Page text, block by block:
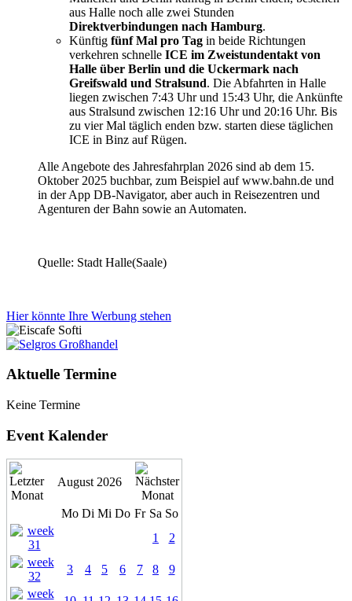
aus Halle noch alle zwei Stunden
Direktverbindungen nach Hamburg.
Künftig fünf Mal pro Tag in beide Richtungen
verkehren schnelle ICE im Zweistundentakt von
Halle über Berlin und die Uckermark nach
Greifswald und Stralsund. Die Abfahrten in Halle
liegen zwischen 7:43 Uhr und 15:43 Uhr, die Ankünfte
aus Stralsund zwischen 12:16 Uhr und 20:16 Uhr. Bis
zu vier Mal täglich enden bzw. starten diese täglichen
ICE in Binz auf Rügen.
Alle Angebote des Jahresfahrplan 2026 sind ab dem 15.
Oktober 2025 buchbar, zum Beispiel auf www.bahn.de und
in der App DB-Navigator, aber auch in Reisezentren und
Agenturen der Bahn sowie an Automaten.
Quelle: Stadt Halle(Saale)
Hier könnte Ihre Werbung stehen
Aktuelle Termine
Keine Termine
Event Kalender
August 2026
Mo Di Mi Do Fr Sa So
1
2
3 4 5 6 7 8 9